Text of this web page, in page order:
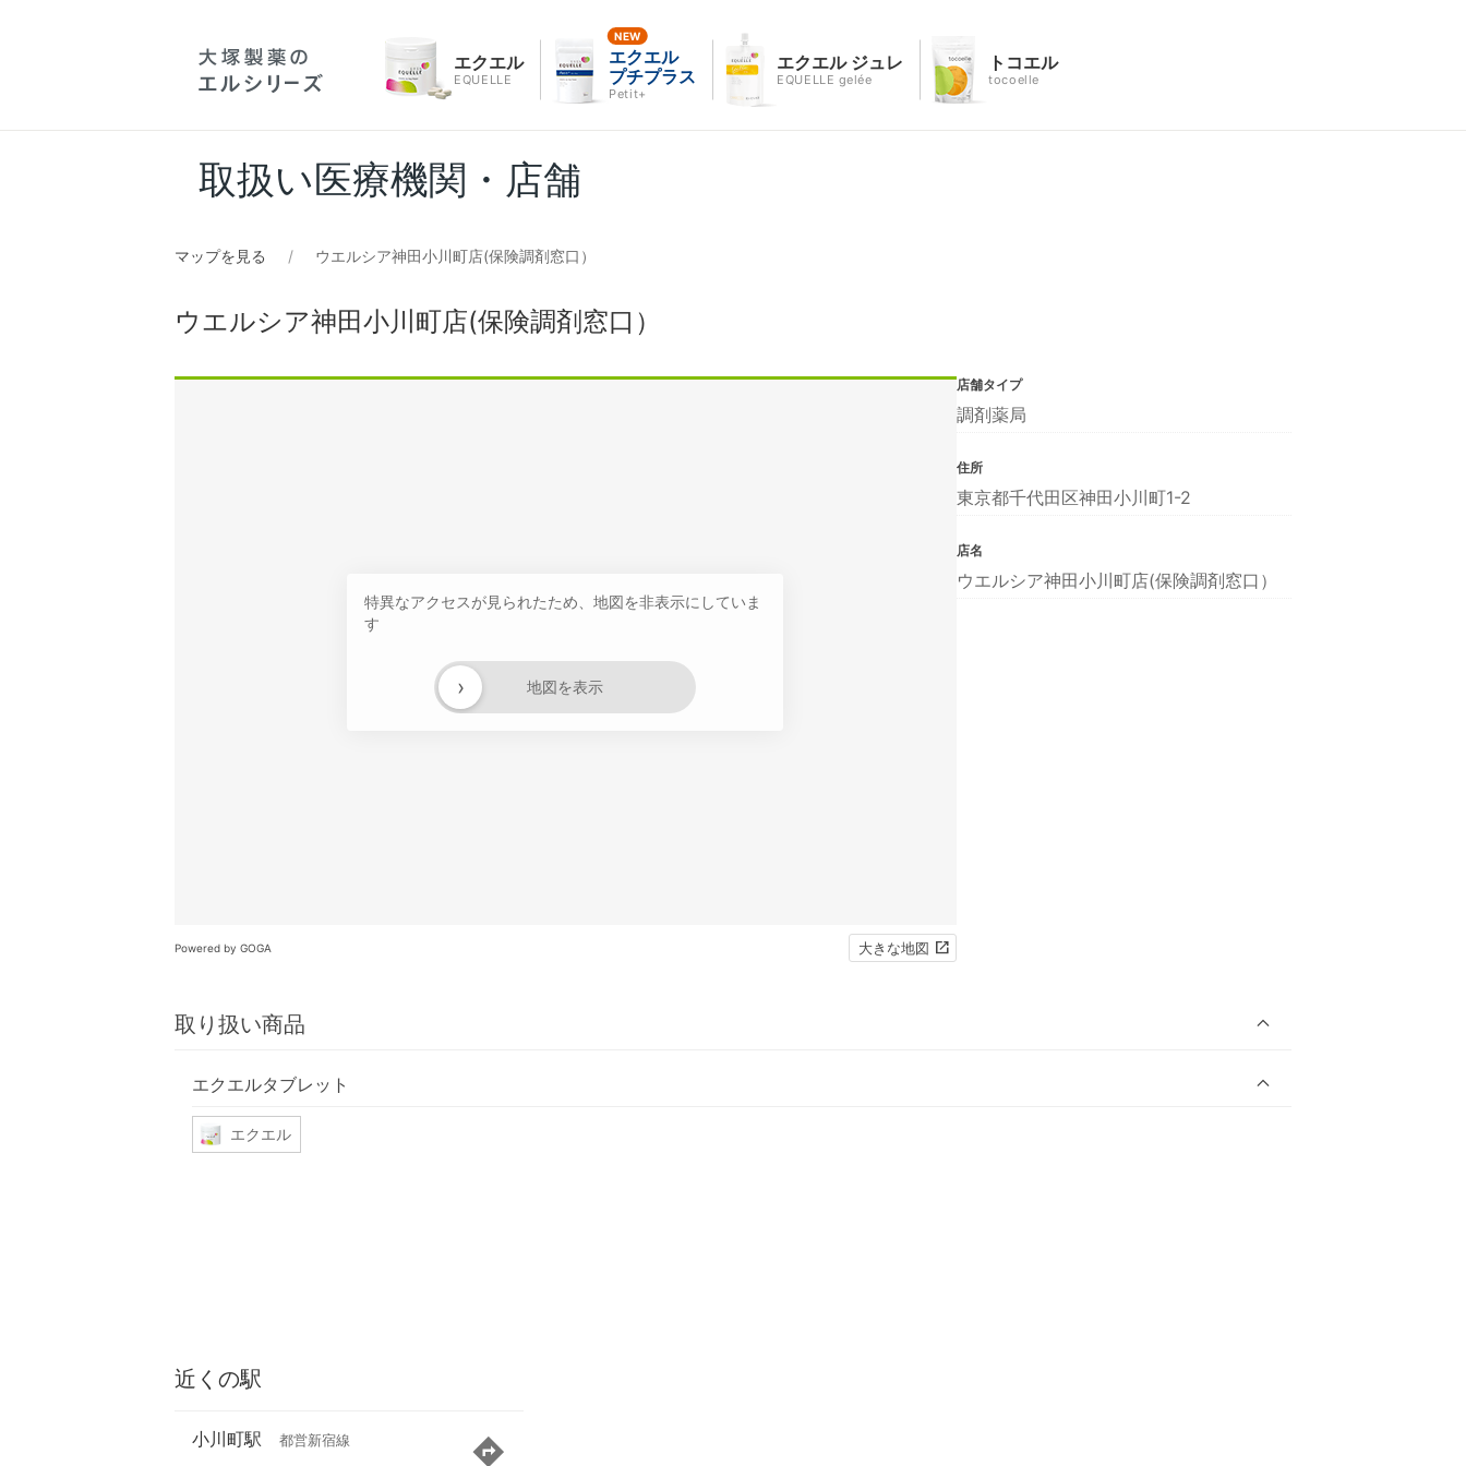
エクエル
EQUELLE
エクエル
プチプラス
Petit+
エクエル ジュレ
EQUELLE gelée
トコエル
tocoelle
取扱い医療機関・店舗
マップを見る ウエルシア神田小川町店(保険調剤窓口）
ウエルシア神田小川町店(保険調剤窓口）
特異なアクセスが見られたため、地図を非表示にしていま
す
地図を表示
›
Powered by GOGA 大きな地図
取り扱い商品
エクエルタブレット
エクエル
店舗タイプ
調剤薬局
住所
東京都千代田区神田小川町1-2
店名
ウエルシア神田小川町店(保険調剤窓口）
近くの駅
小川町駅 都営新宿線